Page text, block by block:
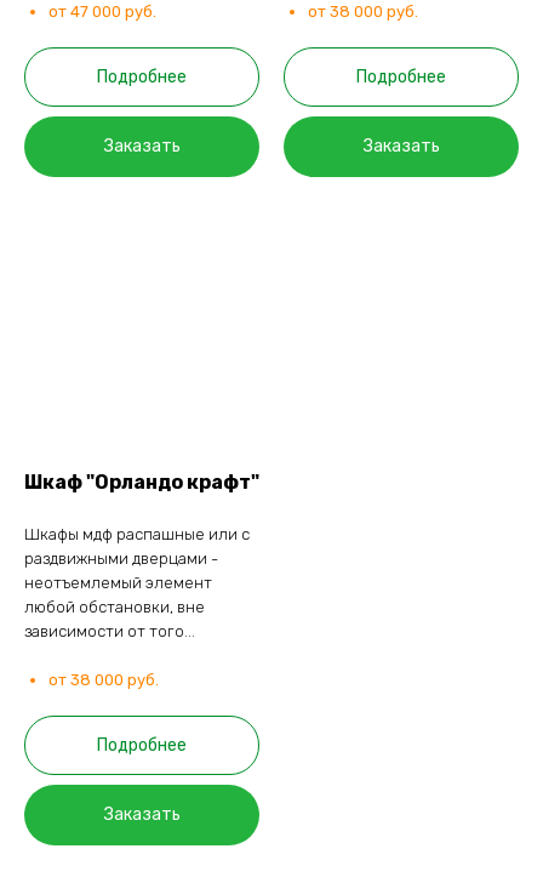
от 47 000 руб.
Подробнее
Заказать
от 38 000 руб.
Подробнее
Заказать
Шкаф "Орландо крафт"
Шкафы мдф распашные или с
раздвижными дверцами -
неотъемлемый элемент
любой обстановки, вне
зависимости от того...
от 38 000 руб.
Подробнее
Заказать